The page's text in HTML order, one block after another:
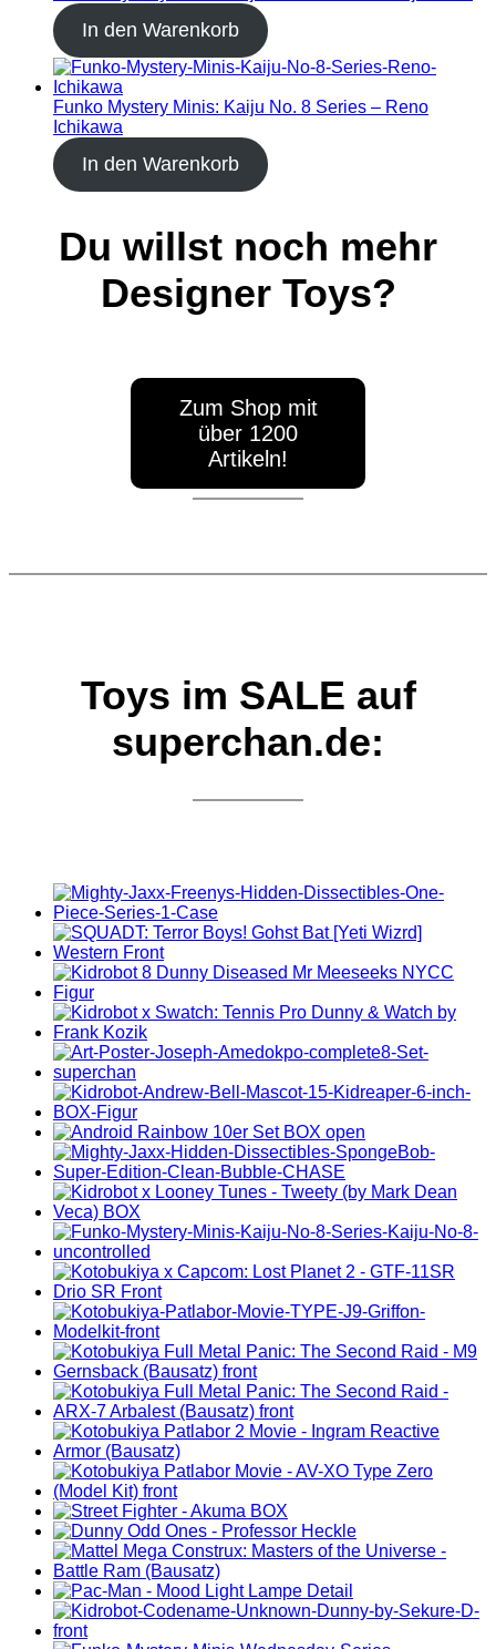
In den Warenkorb
Funko Mystery Minis: Kaiju No. 8 Series – Reno
Ichikawa
In den Warenkorb
Du willst noch mehr
Designer Toys?
Zum Shop mit
über 1200
Artikeln!
Toys im SALE auf
superchan.de: